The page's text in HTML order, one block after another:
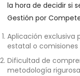
la hora de decidir si
Gestión por
Aplicación exclusiva
estatal o
Dificultad de
metodología